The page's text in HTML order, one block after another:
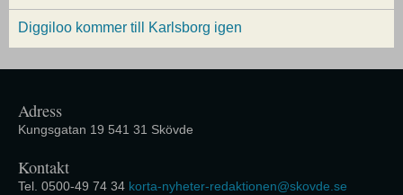
Diggiloo kommer till Karlsborg igen
Adress
Kungsgatan 19 541 31 Skövde
Kontakt
Tel. 0500-49 74 34 korta-nyheter-redaktionen@skovde.se